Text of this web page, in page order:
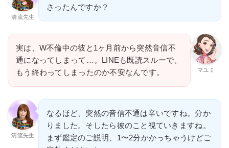
清流先生
さったんですか？
マユミ
実は、W不倫中の彼と1ヶ月前から突然音信不
通になってしまって…。LINEも既読スルーで、
もう終わってしまったのか不安なんです。
清流先生
なるほど、突然の音信不通は辛いですね。分か
りました。そしたら彼のこと視ていきますね。
まず鑑定のご説明、1〜2分かかっちゃうけどご